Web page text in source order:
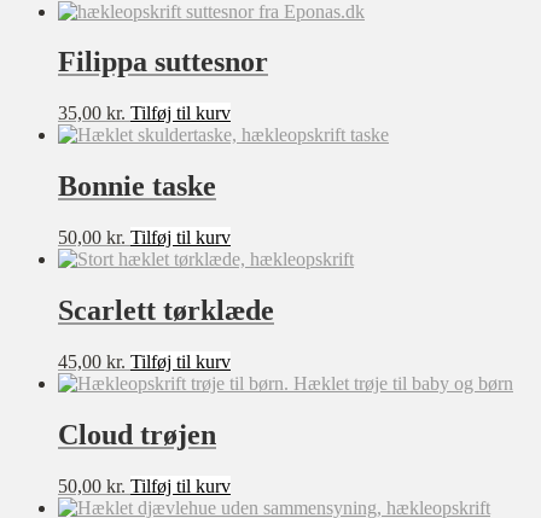
XL
XXL
XXXL
3-6 mdr
6-9 mdr
1-2 år
3-4 år
4-5 år
7-8 år
10-12 år
12-14 år
Lille
6-7 år
XXXXL
Filippa suttesnor
35,00 kr. Tilføj til kurv
Bonnie taske
50,00 kr. Tilføj til kurv
Scarlett tørklæde
45,00 kr. Tilføj til kurv
Cloud trøjen
50,00 kr. Tilføj til kurv